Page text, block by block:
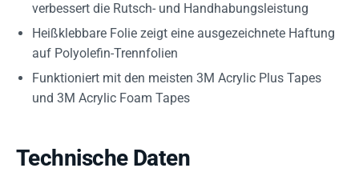
verbessert die Rutsch- und Handhabungsleistung
Heißklebbare Folie zeigt eine ausgezeichnete Haftung
auf Polyolefin-Trennfolien
Funktioniert mit den meisten 3M Acrylic Plus Tapes
und 3M Acrylic Foam Tapes
Technische Daten